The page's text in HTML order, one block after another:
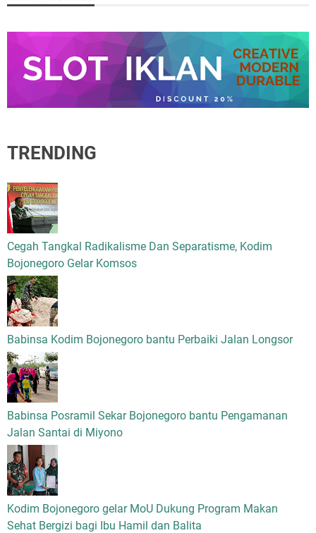
TRENDING
Cegah Tangkal Radikalisme Dan Separatisme, Kodim
Bojonegoro Gelar Komsos
Babinsa Kodim Bojonegoro bantu Perbaiki Jalan Longsor
Babinsa Posramil Sekar Bojonegoro bantu Pengamanan
Jalan Santai di Miyono
Kodim Bojonegoro gelar MoU Dukung Program Makan
Sehat Bergizi bagi Ibu Hamil dan Balita